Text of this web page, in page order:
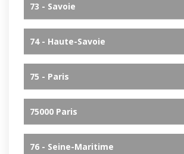
73 - Savoie
74 - Haute-Savoie
75 - Paris
75000 Paris
76 - Seine-Maritime